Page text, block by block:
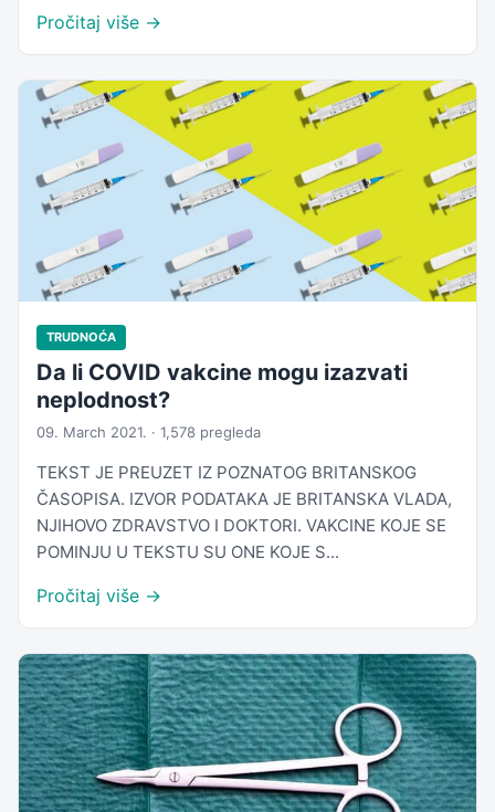
Pročitaj više →
TRUDNOĆA
Da li COVID vakcine mogu izazvati
neplodnost?
09. March 2021. · 1,578 pregleda
TEKST JE PREUZET IZ POZNATOG BRITANSKOG
ČASOPISA. IZVOR PODATAKA JE BRITANSKA VLADA,
NJIHOVO ZDRAVSTVO I DOKTORI. VAKCINE KOJE SE
POMINJU U TEKSTU SU ONE KOJE S...
Pročitaj više →